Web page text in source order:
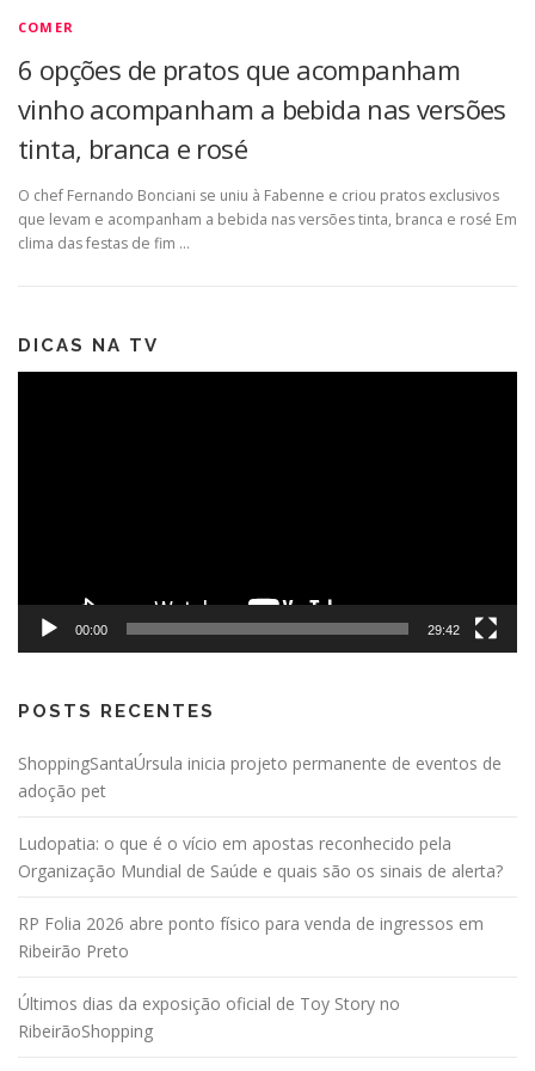
COMER
6 opções de pratos que acompanham
vinho acompanham a bebida nas versões
tinta, branca e rosé
O chef Fernando Bonciani se uniu à Fabenne e criou pratos exclusivos
que levam e acompanham a bebida nas versões tinta, branca e rosé Em
clima das festas de fim …
DICAS NA TV
00:00 29:42
POSTS RECENTES
ShoppingSantaÚrsula inicia projeto permanente de eventos de
adoção pet
Ludopatia: o que é o vício em apostas reconhecido pela
Organização Mundial de Saúde e quais são os sinais de alerta?
RP Folia 2026 abre ponto físico para venda de ingressos em
Ribeirão Preto
Últimos dias da exposição oficial de Toy Story no
RibeirãoShopping